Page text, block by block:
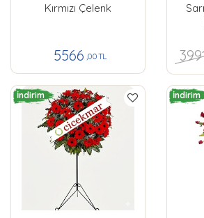
Kırmızı Çelenk
5566 ,00 TL
İndirim İndirim